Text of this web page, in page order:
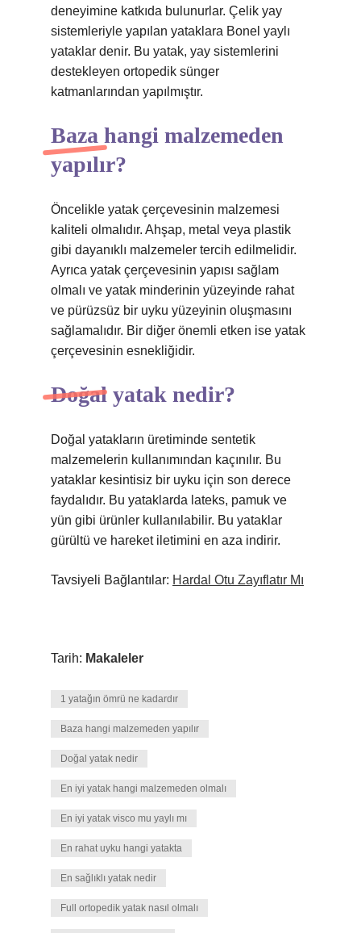
deneyimine katkıda bulunurlar. Çelik yay
sistemleriyle yapılan yataklara Bonel yaylı
yataklar denir. Bu yatak, yay sistemlerini
destekleyen ortopedik sünger
katmanlarından yapılmıştır.
Baza hangi malzemeden
yapılır?
Öncelikle yatak çerçevesinin malzemesi
kaliteli olmalıdır. Ahşap, metal veya plastik
gibi dayanıklı malzemeler tercih edilmelidir.
Ayrıca yatak çerçevesinin yapısı sağlam
olmalı ve yatak minderinin yüzeyinde rahat
ve pürüzsüz bir uyku yüzeyinin oluşmasını
sağlamalıdır. Bir diğer önemli etken ise yatak
çerçevesinin esnekliğidir.
Doğal yatak nedir?
Doğal yatakların üretiminde sentetik
malzemelerin kullanımından kaçınılır. Bu
yataklar kesintisiz bir uyku için son derece
faydalıdır. Bu yataklarda lateks, pamuk ve
yün gibi ürünler kullanılabilir. Bu yataklar
gürültü ve hareket iletimini en aza indirir.
Tavsiyeli Bağlantılar: Hardal Otu Zayıflatır Mı
Tarih: Makaleler
1 yatağın ömrü ne kadardır
Baza hangi malzemeden yapılır
Doğal yatak nedir
En iyi yatak hangi malzemeden olmalı
En iyi yatak visco mu yaylı mı
En rahat uyku hangi yatakta
En sağlıklı yatak nedir
Full ortopedik yatak nasıl olmalı